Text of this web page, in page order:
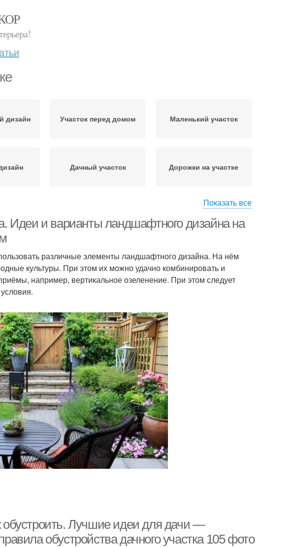
дизайн Участок перед домом Маленький участок
Дачный участок Дорожки на участке
Показать все
Идеи и варианты ландшафтного дизайна на
различные элементы ландшафтного дизайна. На нём
культуры. При этом их можно удачно комбинировать и
например, вертикальное озеленение. При этом следует
обустроить. Лучшие идеи для дачи —
обустройства дачного участка 105 фото